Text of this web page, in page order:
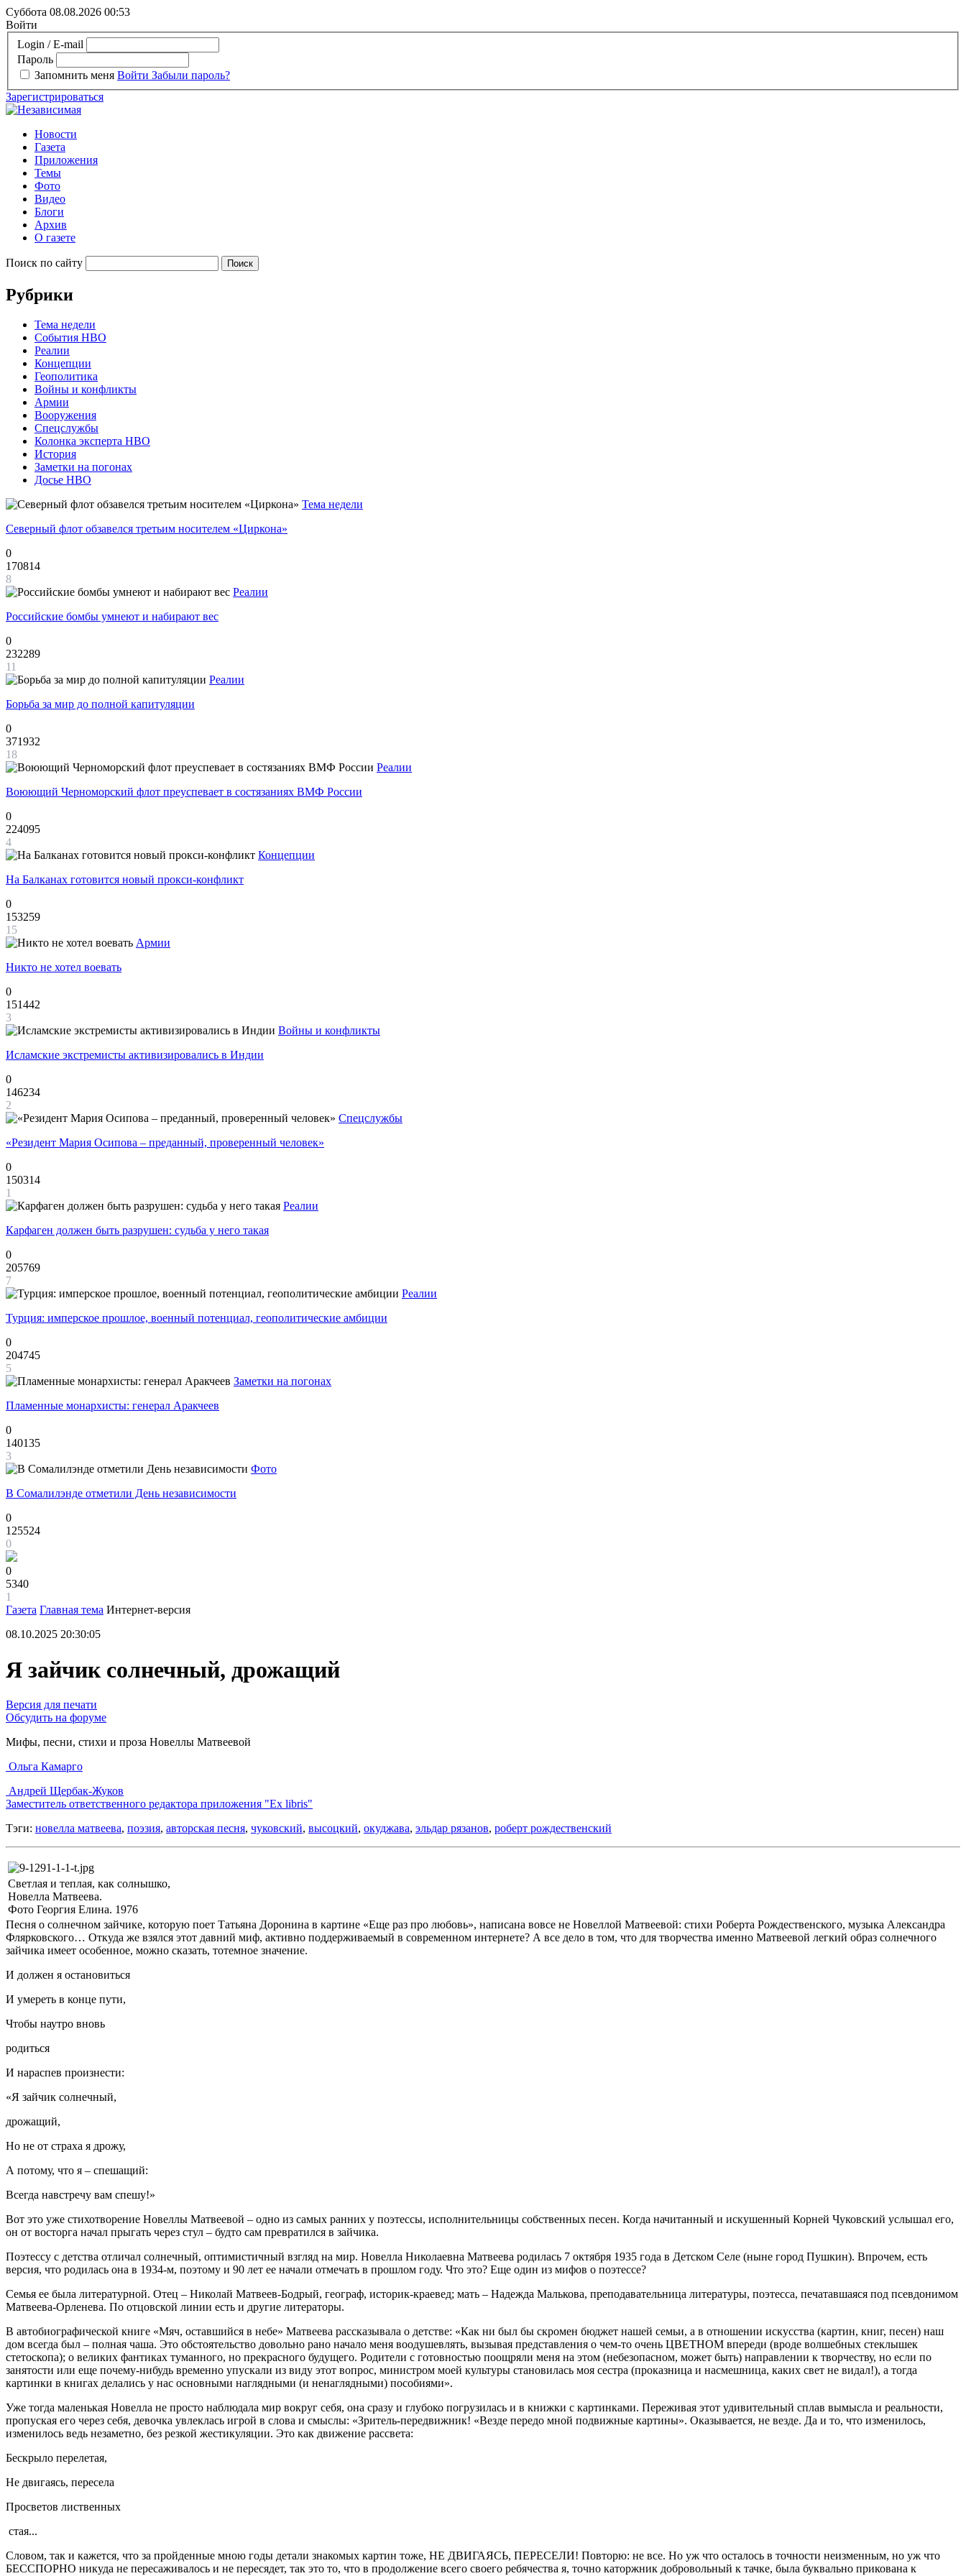
Суббота 08.08.2026 00:53
Войти
Login / E-mail
Пароль
Запомнить меня Войти Забыли пароль?
Зарегистрироваться
Новости
Газета
Приложения
Темы
Фото
Видео
Блоги
Архив
О газете
Поиск по сайту
Рубрики
Тема недели
События НВО
Реалии
Концепции
Геополитика
Войны и конфликты
Армии
Вооружения
Спецслужбы
Колонка эксперта НВО
История
Заметки на погонах
Досье НВО
Тема недели
Северный флот обзавелся третьим носителем «Циркона»
0
170814
8
Реалии
Российские бомбы умнеют и набирают вес
0
232289
11
Реалии
Борьба за мир до полной капитуляции
0
371932
18
Реалии
Воюющий Черноморский флот преуспевает в состязаниях ВМФ России
0
224095
4
Концепции
На Балканах готовится новый прокси-конфликт
0
153259
15
Армии
Никто не хотел воевать
0
151442
3
Войны и конфликты
Исламские экстремисты активизировались в Индии
0
146234
2
Спецслужбы
«Резидент Мария Осипова – преданный, проверенный человек»
0
150314
1
Реалии
Карфаген должен быть разрушен: судьба у него такая
0
205769
7
Реалии
Турция: имперское прошлое, военный потенциал, геополитические амбиции
0
204745
5
Заметки на погонах
Пламенные монархисты: генерал Аракчеев
0
140135
3
Фото
В Сомалилэнде отметили День независимости
0
125524
0
0
5340
1
Газета Главная тема Интернет-версия
08.10.2025 20:30:05
Я зайчик солнечный, дрожащий
Версия для печати
Обсудить на форуме
Мифы, песни, стихи и проза Новеллы Матвеевой
Ольга Камарго
Андрей Щербак-Жуков
Заместитель ответственного редактора приложения "Ex libris"
Тэги: новелла матвеева, поэзия, авторская песня, чуковский, высоцкий, окуджава, эльдар рязанов, роберт рождественский
Светлая и теплая, как солнышко,
Новелла Матвеева.
Фото Георгия Елина. 1976
Песня о солнечном зайчике, которую поет Татьяна Доронина в картине «Еще раз про любовь», написана вовсе не Новеллой Матвеевой: стихи Роберта Рождественского, музыка Александра
Флярковского… Откуда же взялся этот давний миф, активно поддерживаемый в современном интернете? А все дело в том, что для творчества именно Матвеевой легкий образ солнечного
зайчика имеет особенное, можно сказать, тотемное значение.
И должен я остановиться
И умереть в конце пути,
Чтобы наутро вновь
родиться
И нараспев произнести:
«Я зайчик солнечный,
дрожащий,
Но не от страха я дрожу,
А потому, что я – спешащий:
Всегда навстречу вам спешу!»
Вот это уже стихотворение Новеллы Матвеевой – одно из самых ранних у поэтессы, исполнительницы собственных песен. Когда начитанный и искушенный Корней Чуковский услышал его,
он от восторга начал прыгать через стул – будто сам превратился в зайчика.
Поэтессу с детства отличал солнечный, оптимистичный взгляд на мир. Новелла Николаевна Матвеева родилась 7 октября 1935 года в Детском Селе (ныне город Пушкин). Впрочем, есть
версия, что родилась она в 1934-м, поэтому и 90 лет ее начали отмечать в прошлом году. Что это? Еще один из мифов о поэтессе?
Семья ее была литературной. Отец – Николай Матвеев-Бодрый, географ, историк-краевед; мать – Надежда Малькова, преподавательница литературы, поэтесса, печатавшаяся под псевдонимом
Матвеева-Орленева. По отцовской линии есть и другие литераторы.
В автобиографической книге «Мяч, оставшийся в небе» Матвеева рассказывала о детстве: «Как ни был бы скромен бюджет нашей семьи, а в отношении искусства (картин, книг, песен) наш
дом всегда был – полная чаша. Это обстоятельство довольно рано начало меня воодушевлять, вызывая представления о чем-то очень ЦВЕТНОМ впереди (вроде волшебных стеклышек
стетоскопа); о великих фантиках туманного, но прекрасного будущего. Родители с готовностью поощряли меня на этом (небезопасном, может быть) направлении к творчеству, но если по
занятости или еще почему-нибудь временно упускали из виду этот вопрос, министром моей культуры становилась моя сестра (проказница и насмешница, каких свет не видал!), а тогда
картинки в книгах делались у нас основными наглядными (и ненаглядными) пособиями».
Уже тогда маленькая Новелла не просто наблюдала мир вокруг себя, она сразу и глубоко погрузилась и в книжки с картинками. Переживая этот удивительный сплав вымысла и реальности,
пропуская его через себя, девочка увлеклась игрой в слова и смыслы: «Зритель-передвижник! «Везде передо мной подвижные картины». Оказывается, не везде. Да и то, что изменилось,
изменилось ведь незаметно, без резкой жестикуляции. Это как движение рассвета:
Бескрыло перелетая,
Не двигаясь, пересела
Просветов лиственных
стая...
Словом, так и кажется, что за пройденные мною годы детали знакомых картин тоже, НЕ ДВИГАЯСЬ, ПЕРЕСЕЛИ! Повторю: не все. Но уж что осталось в точности неизменным, но уж что
БЕССПОРНО никуда не пересаживалось и не пересядет, так это то, что в продолжение всего своего ребячества я, точно каторжник добровольный к тачке, была буквально прикована к